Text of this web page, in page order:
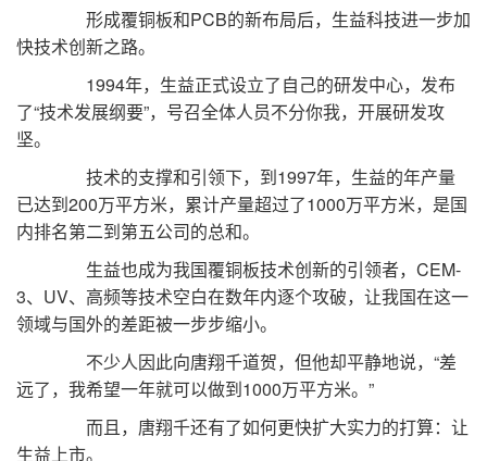
形成覆铜板和PCB的新布局后，生益科技进一步加
快技术创新之路。
1994年，生益正式设立了自己的研发中心，发布
了“技术发展纲要”，号召全体人员不分你我，开展研发攻
坚。
技术的支撑和引领下，到1997年，生益的年产量
已达到200万平方米，累计产量超过了1000万平方米，是国
内排名第二到第五公司的总和。
生益也成为我国覆铜板技术创新的引领者，CEM-
3、UV、高频等技术空白在数年内逐个攻破，让我国在这一
领域与国外的差距被一步步缩小。
不少人因此向唐翔千道贺，但他却平静地说，“差
远了，我希望一年就可以做到1000万平方米。”
而且，唐翔千还有了如何更快扩大实力的打算：让
生益上市。